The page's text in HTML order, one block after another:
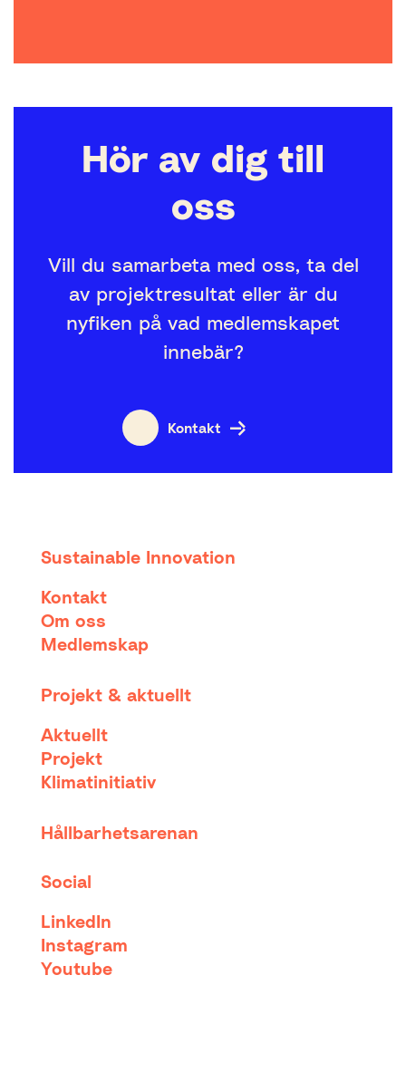
Hör av dig till
oss
Vill du samarbeta med oss, ta del
av projektresultat eller är du
nyfiken på vad medlemskapet
innebär?
Kontakt
Sustainable Innovation
Kontakt
Om oss
Medlemskap
Projekt & aktuellt
Aktuellt
Projekt
Klimatinitiativ
Hållbarhetsarenan
Social
LinkedIn
Instagram
Youtube